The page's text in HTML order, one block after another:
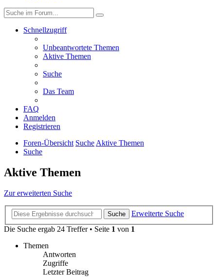
Schnellzugriff
Unbeantwortete Themen
Aktive Themen
Suche
Das Team
FAQ
Anmelden
Registrieren
Foren-Übersicht Suche Aktive Themen
Suche
Aktive Themen
Zur erweiterten Suche
Suche
Erweiterte Suche
Die Suche ergab 24 Treffer • Seite 1 von 1
Themen
Antworten
Zugriffe
Letzter Beitrag